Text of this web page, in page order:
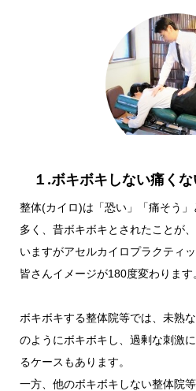
１.ボキボキしない痛く
整体(カイロ)は「恐い」「痛そう
多く、昔ボキボキとされたことが
いますがアセルカイロプラクティ
皆さんイメージが180度変わります
ボキボキする整体院等では、未熟
のようにボキボキし、過剰な刺激
るケースもあります。
一方、他のボキボキしない整体院